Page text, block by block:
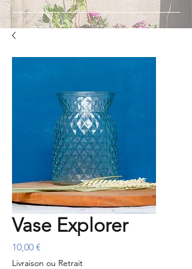
Vase Explorer
10,00 €
Livraison ou Retrait